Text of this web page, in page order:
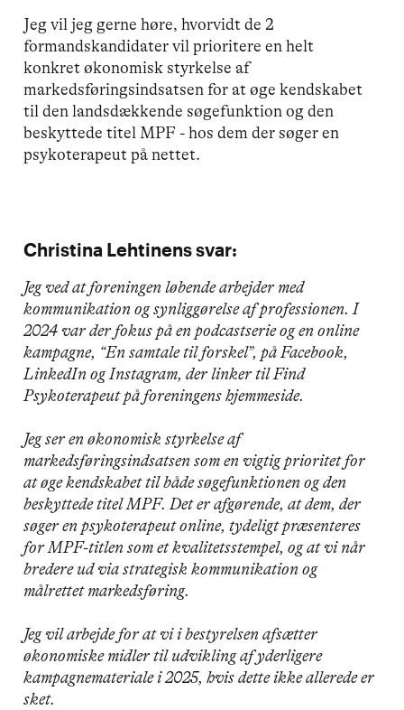
Jeg vil jeg gerne høre, hvorvidt de 2
formandskandidater vil prioritere en helt
konkret økonomisk styrkelse af
markedsføringsindsatsen for at øge kendskabet
til den landsdækkende søgefunktion og den
beskyttede titel MPF - hos dem der søger en
psykoterapeut på nettet.
Christina Lehtinens svar:
Jeg ved at foreningen løbende arbejder med
kommunikation og synliggørelse af professionen. I
2024 var der fokus på en podcastserie og en online
kampagne, “En samtale til forskel”, på Facebook,
LinkedIn og Instagram, der linker til Find
Psykoterapeut på foreningens hjemmeside.
Jeg ser en økonomisk styrkelse af
markedsføringsindsatsen som en vigtig prioritet for
at øge kendskabet til både søgefunktionen og den
beskyttede titel MPF. Det er afgørende, at dem, der
søger en psykoterapeut online, tydeligt præsenteres
for MPF-titlen som et kvalitetsstempel, og at vi når
bredere ud via strategisk kommunikation og
målrettet markedsføring.
Jeg vil arbejde for at vi i bestyrelsen afsætter
økonomiske midler til udvikling af yderligere
kampagnemateriale i 2025, hvis dette ikke allerede er
sket.